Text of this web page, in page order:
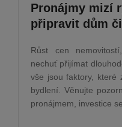
Pronájmy mizí
připravit dům
Růst cen
nechuť přijímat
vše jsou faktory, které
bydlení. Věnujte
pronájmem, investice